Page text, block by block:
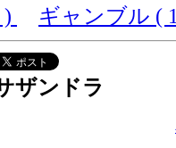
)
ギャンブル (
ザンドラ